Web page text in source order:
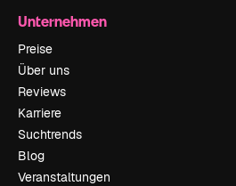
Unternehmen
Preise
Über uns
Reviews
Karriere
Suchtrends
Blog
Veranstaltungen